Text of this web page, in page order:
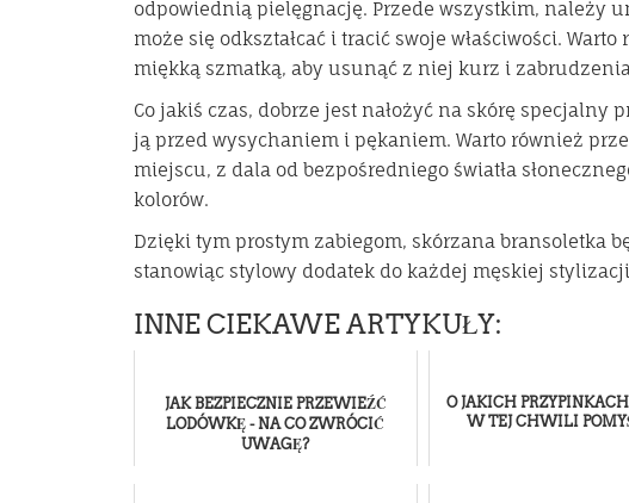
odpowiednią pielęgnację. Przede wszystkim, należy
może się odkształcać i tracić swoje właściwości.
miękką szmatką, aby usunąć z niej kurz i
Co jakiś czas, dobrze jest nałożyć na skórę specjalny
ją przed wysychaniem i pękaniem. Warto również
miejscu, z dala od bezpośredniego światła
kolorów.
Dzięki tym prostym zabiegom, skórzana bransoletka
stanowiąc stylowy dodatek do każdej męskiej
INNE CIEKAWE ARTYKUŁY:
JAK BEZPIECZNIE PRZEWIEŹĆ
LODÓWKĘ - NA CO ZWRÓCIĆ
UWAGĘ?
O JAKICH
W TEJ CHWILI